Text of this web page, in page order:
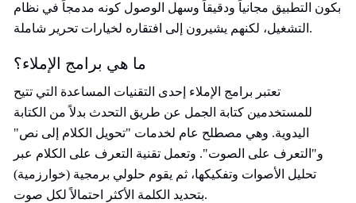
بكون التطبيق مجانياً ودقيقاً وسهل الوصول كونه مدمجاً في نظام
التشغيل، لكنهم يشيرون إلى افتقاره لخيارات تحرير شاملة.
ما هي برامج الإملاء؟
تعتبر برامج الإملاء إحدى التقنيات المساعدة التي تتيح
للمستخدمين كتابة الجمل عن طريق التحدث بدلاً من الكتابة
اليدوية. وهي مصطلح عام لخدمات "تحويل الكلام إلى نص"
و"التعرف على الصوت". وتعمل تقنية التعرف على الكلام عبر
تحليل الأصوات وتفكيكها، ثم يقوم حلولي برمجية (خوارزمية)
بتحديد الكلمة الأكثر احتمالاً لكل صوت.